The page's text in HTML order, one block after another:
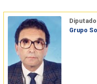
Grupo